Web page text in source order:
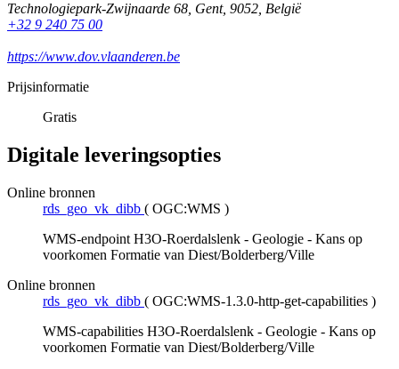
Technologiepark-Zwijnaarde 68, Gent, 9052, België
+32 9 240 75 00
https://www.dov.vlaanderen.be
Prijsinformatie
Gratis
Digitale leveringsopties
Online bronnen
rds_geo_vk_dibb ( OGC:WMS )
WMS-endpoint H3O-Roerdalslenk - Geologie - Kans op
voorkomen Formatie van Diest/Bolderberg/Ville
Online bronnen
rds_geo_vk_dibb ( OGC:WMS-1.3.0-http-get-capabilities )
WMS-capabilities H3O-Roerdalslenk - Geologie - Kans op
voorkomen Formatie van Diest/Bolderberg/Ville